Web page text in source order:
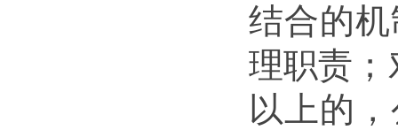
结合的
理职责；
以上的